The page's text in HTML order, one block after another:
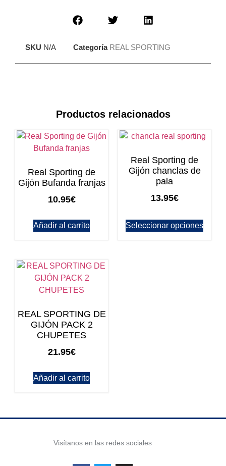
SKU N/A Categoría REAL SPORTING
Productos relacionados
Real Sporting de
Gijón Bufanda franjas
10.95€
Añadir al carrito
Real Sporting de
Gijón chanclas de
pala
13.95€
Seleccionar opciones
REAL SPORTING DE
GIJÓN PACK 2
CHUPETES
21.95€
Añadir al carrito
Visítanos en las redes sociales